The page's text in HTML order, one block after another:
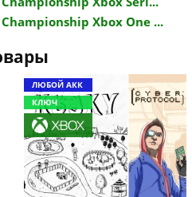
Xbox One ...
ЛЮБОЙ АКК
КЛЮЧ